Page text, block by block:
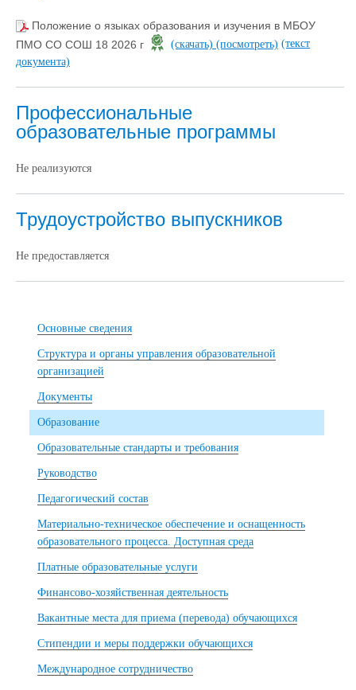
Положение о языках образования и изучения в МБОУ
ПМО СО СОШ 18 2026 г
(скачать) (посмотреть) (текст
документа)
Профессиональные
образовательные программы
Не реализуются
Трудоустройство выпускников
Не предоставляется
Основные сведения
Структура и органы управления образовательной
организацией
Документы
Образование
Образовательные стандарты и требования
Руководство
Педагогический состав
Материально-техническое обеспечение и оснащенность
образовательного процесса. Доступная среда
Платные образовательные услуги
Финансово-хозяйственная деятельность
Вакантные места для приема (перевода) обучающихся
Стипендии и меры поддержки обучающихся
Международное сотрудничество